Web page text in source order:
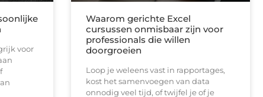
voor
Waarom gerichte Excel
cursussen onmisbaar zijn voor
professionals die willen
doorgroeien
Loop je weleens vast in rapportages,
kost het samenvoegen van data
onnodig veel tijd, of twijfel je of je